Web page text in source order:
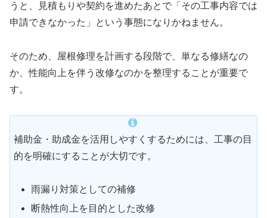
うと、見積もりや契約を進めたあとで「その工事内容では
申請できなかった」という事態になりかねません。
そのため、屋根修理を計画する段階で、単なる修繕なの
か、性能向上を伴う改修なのかを整理することが重要で
す。
補助金・助成金を活用しやすくするためには、工事の目
的を明確にすることが大切です。
雨漏り対策としての補修
断熱性向上を目的とした改修